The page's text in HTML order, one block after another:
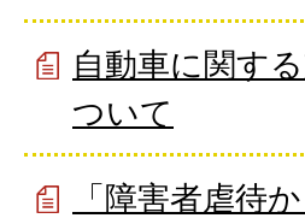
自動車に関す
ついて
「障害者虐待